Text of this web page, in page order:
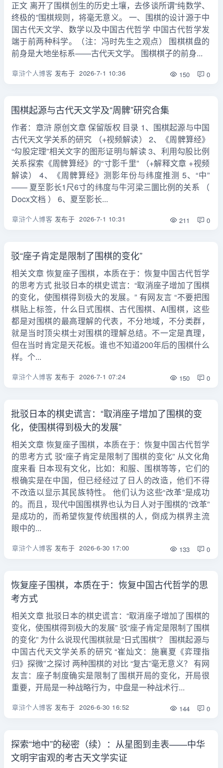
正文 离开了围棋创生的历史土壤，去侈谈所谓“纯数学、
终极的”围棋规则，将毫无意义。 一、围棋的设计源于中
国古代天文学、数学以及中国古代哲学 中国古代哲学发
端于前两种科学。（注：冯时先生之观点） 围棋棋盘的
前身是大地坐标系——古代天文学。 围棋棋子的前身...
章浒个人博客 发布于 2026-7-1 10:36 150 0
围棋起源与古代天文学及“周髀”研究合集
作者：章浒 原创文章 保留版权 目录 1、围棋起源与中国
古代天文学关系的研究 （+视频解读） 2、《周髀算经》
“勾股定理”相关文字的图形证明与解读 3、利用勾股比例
关系探索《周髀算经》的“寸影千里” （+解释文章 +视频
解读） 4、《周髀算经》测影年份与纬度推测 5、“中”
—— 夏至影长1尺6寸的纬度与牛河梁三圜比例的关系 （
Docx文档 ） 6、夏至影长...
章浒个人博客 发布于 2026-7-1 10:31 211 0
驳“座子肯定是限制了围棋的变化”
相关文章 恢复座子围棋，本质在于：恢复中国古代哲学
的思考方式 批驳日本的棋史谎言：“取消座子增加了围棋
的变化，使围棋得到极大的发展。” 有网友言 “不要把围
棋贴上标签，什么日式围棋、古代围棋、AI围棋，这些
都是对围棋的最高理解的代表，不分地域，不分类群，
就是当时顶尖棋士对围棋的理解总结。不一定是真理，
但在当时肯定是天花板。谁也不知道200年后的围棋什么
样。个...
章浒个人博客 发布于 2026-7-1 07:24 150 0
批驳日本的棋史谎言：“取消座子增加了围棋的变
化，使围棋得到极大的发展”
相关文章 恢复座子围棋，本质在于：恢复中国古代哲学
的思考方式 驳“座子肯定是限制了围棋的变化” 从文化角
度来看 日本现有文化，比如：和服、围棋等等，它们的
根确实是在中国，但已经经过了日人的改造，他们不得
不改造以显示其民族特性。 他们认为这些“改革”是成功
的。而且，现代中国围棋界也认为日人对于围棋的“改革”
是成功的，而希望恢复传统围棋的人，倒成为棋界主流
眼中的...
章浒个人博客 发布于 2026-6-30 17:00 133 0
恢复座子围棋，本质在于：恢复中国古代哲学的思
考方式
相关文章 批驳日本的棋史谎言：“取消座子增加了围棋的
变化，使围棋得到极大的发展” 驳“座子肯定是限制了围棋
的变化” 为什么说现代围棋就是“日式围棋”？ 围棋起源与
中国古代天文学关系的研究 “崔灿文：施襄夏《弈理指
归》探微”之探讨 两种围棋的对比 “复古”毫无意义？ 有网
友言：座子制度确实是限制了围棋开局的变化，开局很
重要，开局是一种战略行为，中盘是一种战术行...
章浒个人博客 发布于 2026-6-30 16:52 144 0
探索“地中”的秘密（续）：从星图到圭表——中华
文明宇宙观的考古天文学实证